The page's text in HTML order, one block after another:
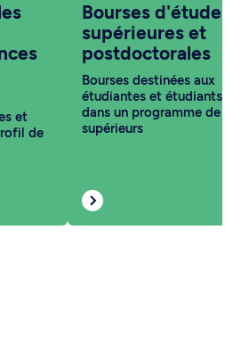
et
de
Bourses d'études
supérieures et
postdoctorales
Bourses destinées aux
étudiantes et étudiants
dans un programme de
supérieurs